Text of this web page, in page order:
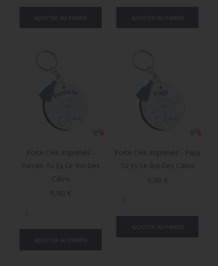
Porte Clés Imprimés -
Parrain Tu Es Le Roi Des
Câlins
Prix
9,90 €
Porte Clés Imprimés - Papy
Tu Es Le Roi Des Câlins
Prix
9,90 €